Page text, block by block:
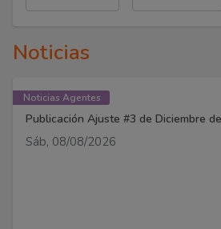
Noticias
Noticias Agentes
Publicación Ajuste #3 de Diciembre
Sáb, 08/08/2026